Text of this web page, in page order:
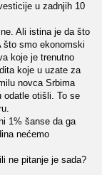
u zadnjih 10
Ali istina je da što
što smo ekonomski
koje je trenutno
koje u uzate za
novca Srbima
odatle otišli. To se
1% šanse da ga
nećemo
ne pitanje je sada?